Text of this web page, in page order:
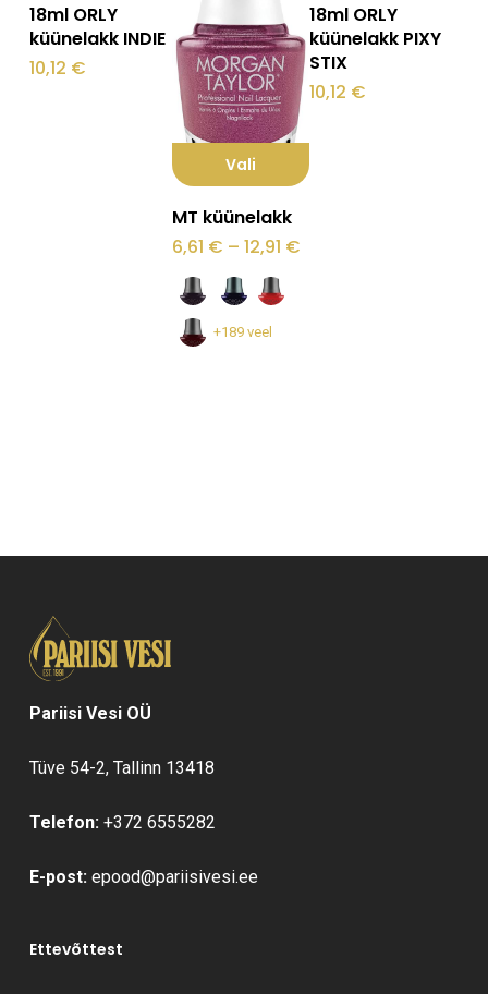
18ml ORLY
küünelakk INDIE
10,12 €
Vali
mitu
varianti.
MT küünelakk
6,61 € – 12,91 €
+189 veel
18ml ORLY
küünelakk PIXY
STIX
10,12 €
Pariisi Vesi OÜ
Tüve 54-2, Tallinn 13418
Telefon: +372 6555282
E-post: epood@pariisivesi.ee
Ettevõttest